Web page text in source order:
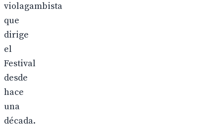
violagambista
que
dirige
el
Festival
desde
hace
una
década.